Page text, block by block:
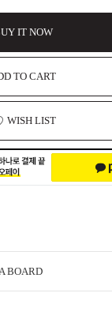
IT NOW
TO CART
WISH LIST
BOARD